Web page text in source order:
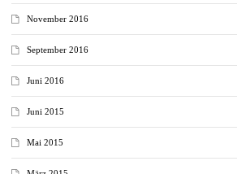
November 2016
September 2016
Juni 2016
Juni 2015
Mai 2015